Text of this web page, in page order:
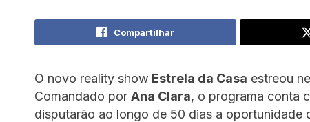
Compartilhar
O novo reality show Estrela da Casa estreou
Comandado por Ana Clara, o programa conta
disputarão ao longo de 50 dias a oportunidade